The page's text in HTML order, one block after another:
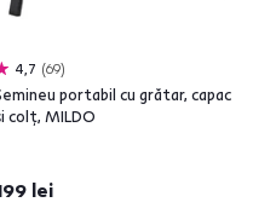
4,7 69
portabil cu grătar, capac
colţ, MILDO
lei